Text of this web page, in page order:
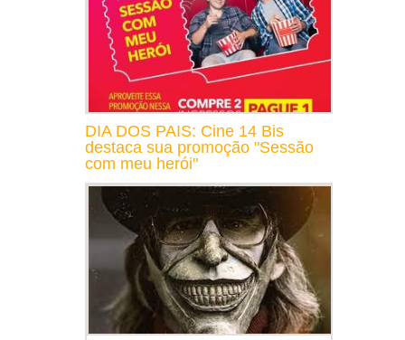
DIA DOS PAIS: Cine 14 Bis
destaca sua promoção "Sessão
com meu herói"